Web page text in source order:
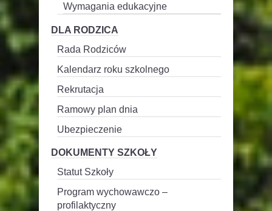
Wymagania edukacyjne
DLA RODZICA
Rada Rodziców
Kalendarz roku szkolnego
Rekrutacja
Ramowy plan dnia
Ubezpieczenie
DOKUMENTY SZKOŁY
Statut Szkoły
Program wychowawczo –
profilaktyczny